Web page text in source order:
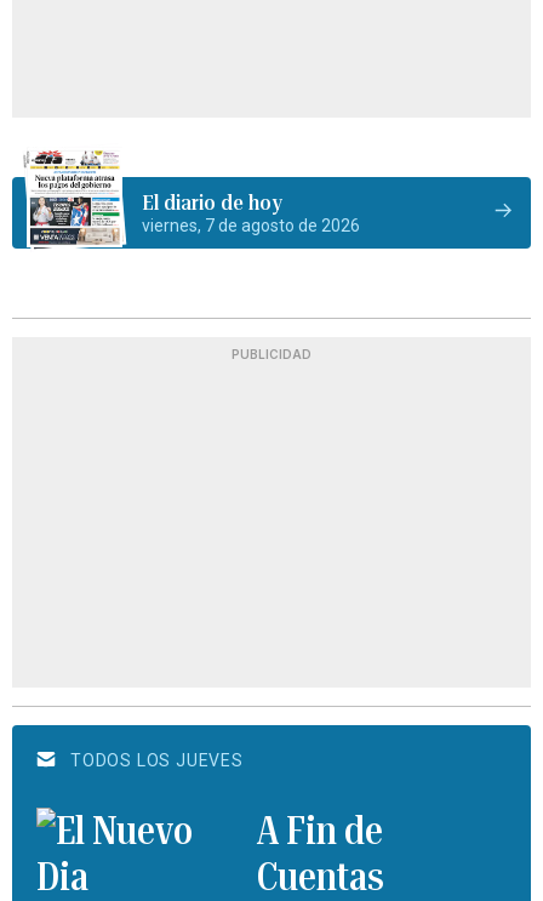
El diario de hoy
viernes, 7 de agosto de 2026
PUBLICIDAD
TODOS LOS JUEVES
A Fin de
Cuentas